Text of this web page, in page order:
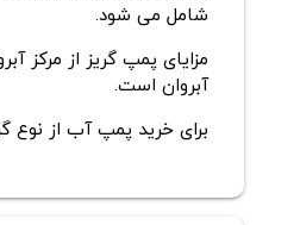
شامل می شود.
مزایای پمپ گریز از مرکز
آبروان است.
برای خرید پمپ آب از نوع